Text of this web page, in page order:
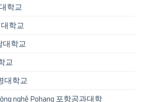
학교
학교
대학교
교
대학교
nghệ Pohang 포항공과대학